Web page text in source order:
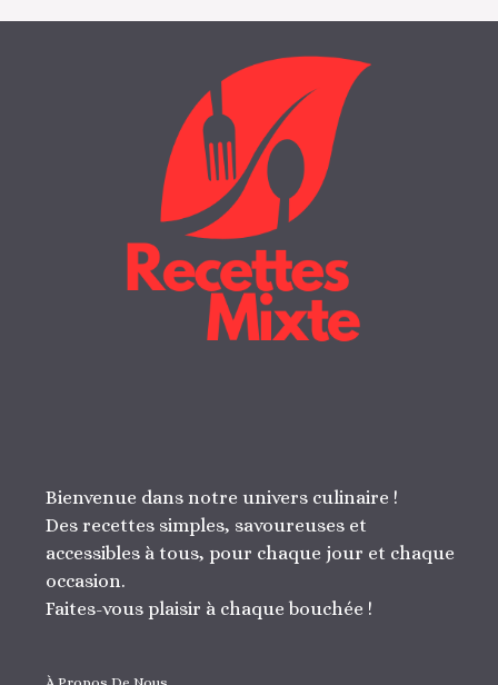
Bienvenue dans notre univers culinaire !
Des recettes simples, savoureuses et
accessibles à tous, pour chaque jour et chaque
occasion.
Faites-vous plaisir à chaque bouchée !